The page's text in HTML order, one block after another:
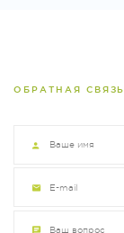
ОБРАТНАЯ СВЯЗЬ